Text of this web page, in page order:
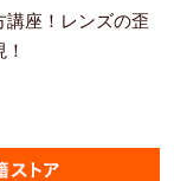
講座！レンズの歪